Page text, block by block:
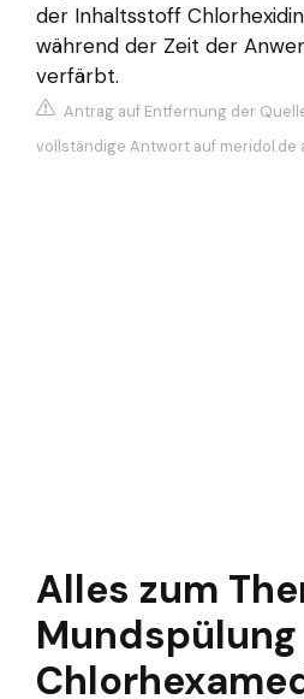
der Inhaltsstoff
während der Zeit der
verfärbt.
Antrag auf Entfernung der
vollständige Antwort auf meridol.de
Alles zum